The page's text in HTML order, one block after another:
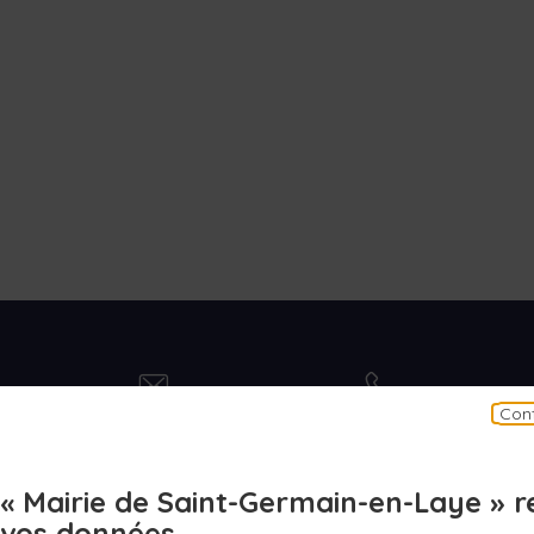
« Mairie de Saint-Germain-en-Laye »
contact numero